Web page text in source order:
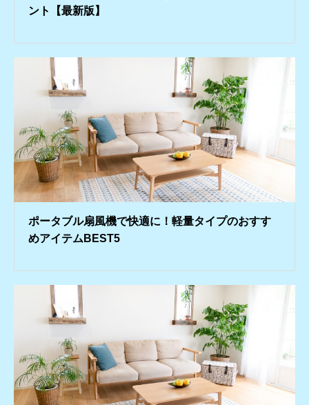
ント【最新版】
ポータブル扇風機で快適に！軽量タイプのおすす
めアイテムBEST5